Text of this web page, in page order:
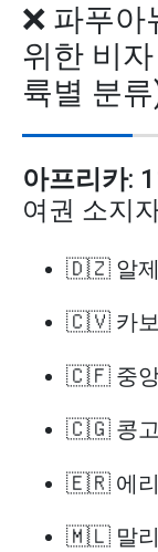
❌ 파푸
위한 비
륙별 분
아프리카:
여권 소지
🇩🇿 알
🇨🇻 카보
🇨🇫 중앙
🇨🇬 콩고
🇪🇷 에리
🇲🇱 말리